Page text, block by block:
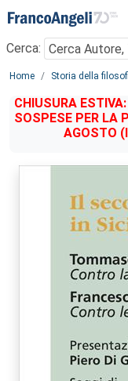
Menu
Cerca:
Main content
Home Storia della
CHIUSURA
SOSPESE PER LA
AGOSTO